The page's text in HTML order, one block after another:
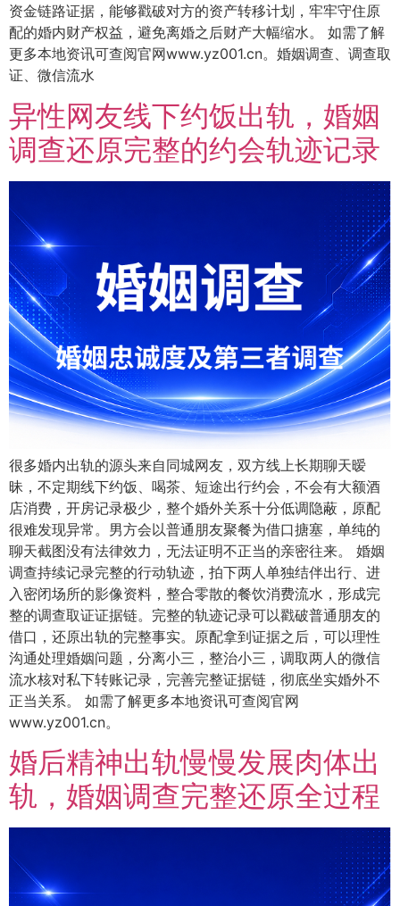
资金链路证据，能够戳破对方的资产转移计划，牢牢守住原
配的婚内财产权益，避免离婚之后财产大幅缩水。 如需了解
更多本地资讯可查阅官网www.yz001.cn。婚姻调查、调查取
证、微信流水
异性网友线下约饭出轨，婚姻
调查还原完整的约会轨迹记录
很多婚内出轨的源头来自同城网友，双方线上长期聊天暧
昧，不定期线下约饭、喝茶、短途出行约会，不会有大额酒
店消费，开房记录极少，整个婚外关系十分低调隐蔽，原配
很难发现异常。男方会以普通朋友聚餐为借口搪塞，单纯的
聊天截图没有法律效力，无法证明不正当的亲密往来。 婚姻
调查持续记录完整的行动轨迹，拍下两人单独结伴出行、进
入密闭场所的影像资料，整合零散的餐饮消费流水，形成完
整的调查取证证据链。完整的轨迹记录可以戳破普通朋友的
借口，还原出轨的完整事实。原配拿到证据之后，可以理性
沟通处理婚姻问题，分离小三，整治小三，调取两人的微信
流水核对私下转账记录，完善完整证据链，彻底坐实婚外不
正当关系。 如需了解更多本地资讯可查阅官网
www.yz001.cn。
婚后精神出轨慢慢发展肉体出
轨，婚姻调查完整还原全过程